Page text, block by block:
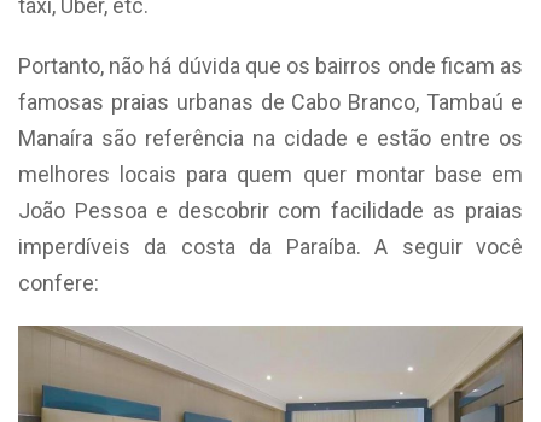
táxi, Uber, etc.
Portanto, não há dúvida que os bairros onde ficam as
famosas praias urbanas de Cabo Branco, Tambaú e
Manaíra são referência na cidade e estão entre os
melhores locais para quem quer montar base em
João Pessoa e descobrir com facilidade as praias
imperdíveis da costa da Paraíba. A seguir você
confere: